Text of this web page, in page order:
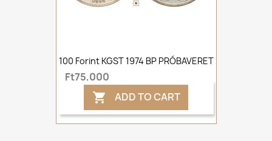
100 Forint KGST 1974 BP PRÓBAVERET
Ft75,000
 ADD TO CART